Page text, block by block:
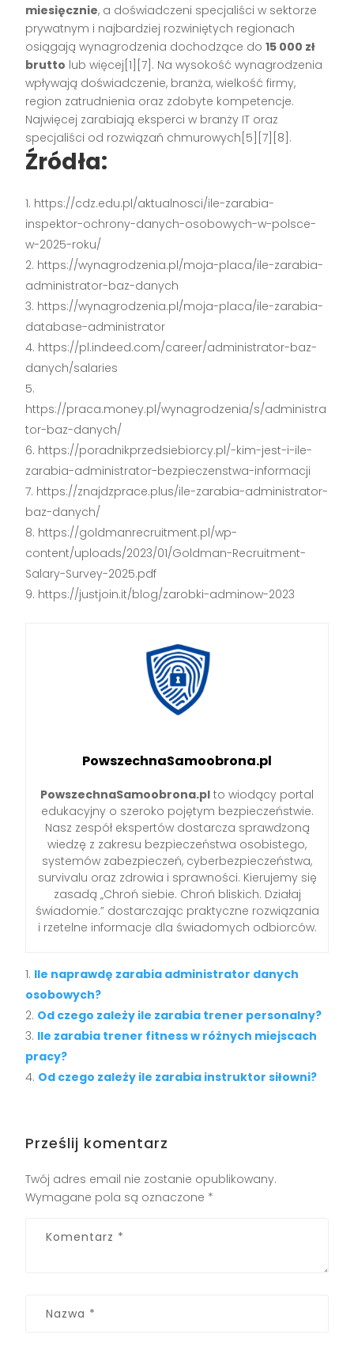
miesięcznie, a doświadczeni specjaliści w sektorze
prywatnym i najbardziej rozwiniętych regionach
osiągają wynagrodzenia dochodzące do15 000 zł
brutto lub więcej[1][7]. Na wysokość wynagrodzenia
wpływają doświadczenie, branża, wielkość firmy,
region zatrudnienia oraz zdobyte kompetencje.
Najwięcej zarabiają eksperci w branży IT oraz
specjaliści od rozwiązań chmurowych[5][7][8].
Źródła:
https://cdz.edu.pl/aktualnosci/ile-zarabia-
inspektor-ochrony-danych-osobowych-w-polsce-
w-2025-roku/
https://wynagrodzenia.pl/moja-placa/ile-zarabia-
administrator-baz-danych
https://wynagrodzenia.pl/moja-placa/ile-zarabia-
database-administrator
https://pl.indeed.com/career/administrator-baz-
danych/salaries
https://praca.money.pl/wynagrodzenia/s/administra
tor-baz-danych/
https://poradnikprzedsiebiorcy.pl/-kim-jest-i-ile-
zarabia-administrator-bezpieczenstwa-informacji
https://znajdzprace.plus/ile-zarabia-administrator-
baz-danych/
https://goldmanrecruitment.pl/wp-
content/uploads/2023/01/Goldman-Recruitment-
Salary-Survey-2025.pdf
https://justjoin.it/blog/zarobki-adminow-2023
PowszechnaSamoobrona.pl
PowszechnaSamoobrona.pl to wiodący portal
edukacyjny o szeroko pojętym bezpieczeństwie.
Nasz zespół ekspertów dostarcza sprawdzoną
wiedzę z zakresu bezpieczeństwa osobistego,
systemów zabezpieczeń, cyberbezpieczeństwa,
survivalu oraz zdrowia i sprawności. Kierujemy się
zasadą „Chroń siebie. Chroń bliskich. Działaj
świadomie.” dostarczając praktyczne rozwiązania
i rzetelne informacje dla świadomych odbiorców.
Ile naprawdę zarabia administrator danych
osobowych?
Od czego zależy ile zarabia trener personalny?
Ile zarabia trener fitness w różnych miejscach
pracy?
Od czego zależy ile zarabia instruktor siłowni?
Prześlij komentarz
Twój adres email nie zostanie opublikowany.
Wymagane pola są oznaczone *